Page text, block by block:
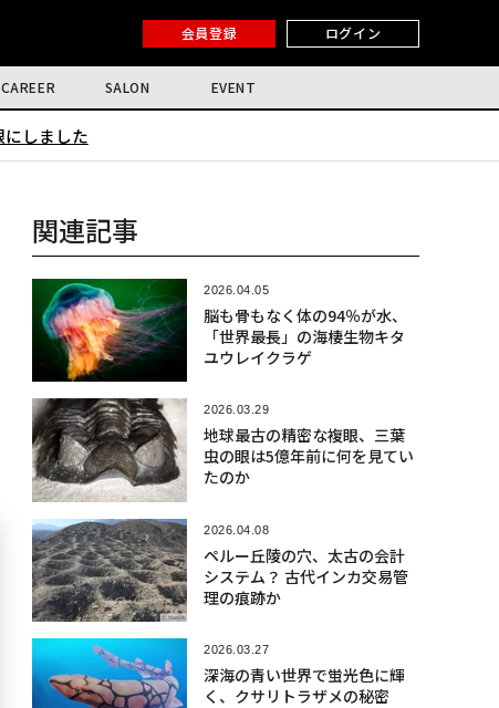
会員登録 ログイン
CAREER SALON EVENT
しました
関連記事
2026.04.05
脳も骨もなく体の94％が水、
「世界最長」の海棲生物キタ
ユウレイクラゲ
2026.03.29
地球最古の精密な複眼、三葉
虫の眼は5億年前に何を見てい
たのか
2026.04.08
​​ペルー丘陵の穴、太古の会計
システム？ 古代インカ交易管
理の痕跡か
2026.03.27
深海の青い世界で蛍光色に輝
く、クサリトラザメの秘密